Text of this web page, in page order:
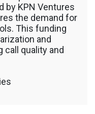
by KPN Ventures
the demand for
This funding
and
call quality and